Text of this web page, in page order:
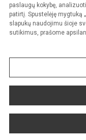
paslaugų kokybę,
patirtį. Spustelėję mygtuką
slapukų naudojimu šioje
sutikimus, prašome
© 2026. Vilniaus
Kopijuoti turinį be
Versija